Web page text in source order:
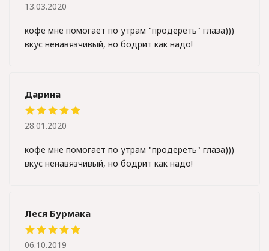
кофе мне помогает по утрам "продереть" глаза)))
вкус ненавязчивый, но бодрит как надо!
13.03.2020
Дарина
кофе мне помогает по утрам "продереть" глаза)))
вкус ненавязчивый, но бодрит как надо!
28.01.2020
Леся Бурмака
06.10.2019